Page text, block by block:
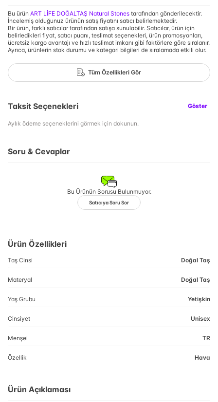
Bu ürün ART LİFE DOĞALTAŞ Natural Stones tarafından gönderilecektir.
İncelemiş olduğunuz ürünün satış fiyatını satıcı belirlemektedir.
Bir ürün, farklı satıcılar tarafından satışa sunulabilir. Satıcılar, ürün için
belirledikleri fiyat, satıcı puanı, teslimat seçenekleri, ürün promosyonları,
ücretsiz kargo avantajı ve hızlı teslimat imkanı gibi faktörlere göre sıralanır.
Ayrıca, ürünlerin stok durumu ve kategori bilgileri de sıralamada etkili olur.
Tüm Özellikleri Gör
Taksit Seçenekleri Göster
Aylık ödeme seçeneklerini görmek için dokunun.
Soru & Cevaplar
Bu Ürünün Sorusu Bulunmuyor.
Satıcıya Soru Sor
Ürün Özellikleri
Taş Cinsi Doğal Taş
Materyal Doğal Taş
Yaş Grubu Yetişkin
Cinsiyet Unisex
Menşei TR
Özellik Hava
Ürün Açıklaması